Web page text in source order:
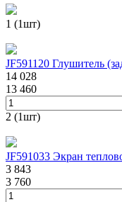
1 (1шт)
JF591120 Глушитель
14 028
13 460
2 (1шт)
JF591033 Экран
3 843
3 760